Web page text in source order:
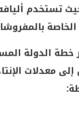
تستخدم
خطة الدولة
للوصول إلى معدلات